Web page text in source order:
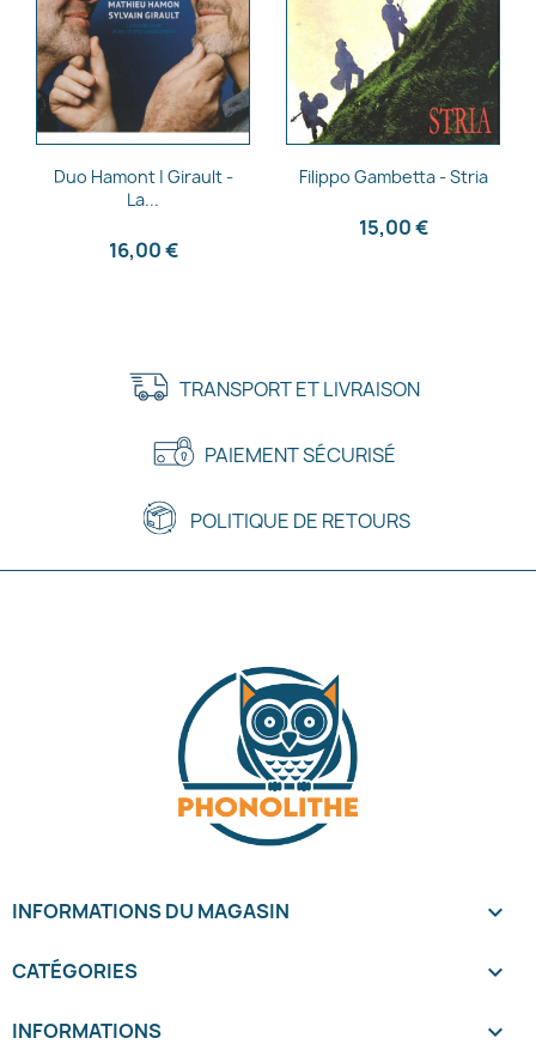
 Aperçu rapide
Duo Hamont | Girault -
La...
16,00 €
Aperçu rapide
Filippo Gambetta - Stria
15,00 €
TRANSPORT ET LIVRAISON
PAIEMENT SÉCURISÉ
POLITIQUE DE RETOURS
INFORMATIONS DU MAGASIN keyboard_arrow_down
CATÉGORIES 
INFORMATIONS 